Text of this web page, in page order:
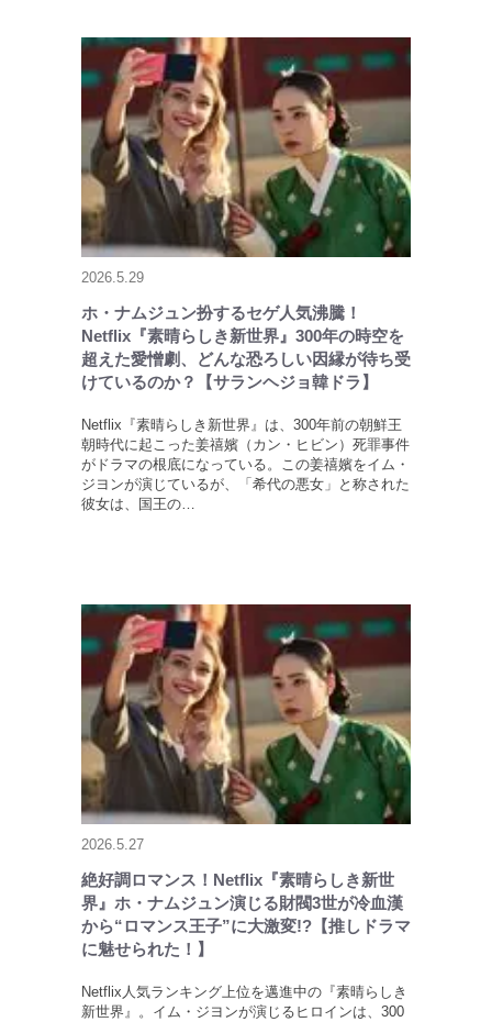
2026.5.29
ホ・ナムジュン扮するセゲ人気沸騰！
Netflix『素晴らしき新世界』300年の時空を
超えた愛憎劇、どんな恐ろしい因縁が待ち受
けているのか？【サランヘジョ韓ドラ】
Netflix『素晴らしき新世界』は、300年前の朝鮮王
朝時代に起こった姜禧嬪（カン・ヒビン）死罪事件
がドラマの根底になっている。この姜禧嬪をイム・
ジヨンが演じているが、「希代の悪女」と称された
彼女は、国王の…
2026.5.27
絶好調ロマンス！Netflix『素晴らしき新世
界』ホ・ナムジュン演じる財閥3世が冷血漢
から“ロマンス王子”に大激変!?【推しドラマ
に魅せられた！】
Netflix人気ランキング上位を邁進中の『素晴らしき
新世界』。イム・ジヨンが演じるヒロインは、300